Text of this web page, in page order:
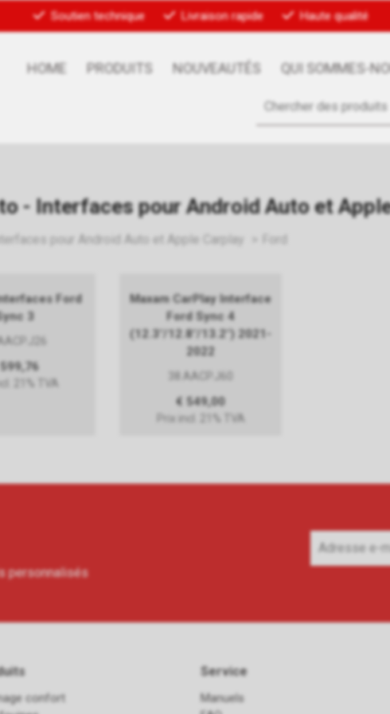
Soutien technique Livraison rapide Haute qualité
HOME PRODUITS NOUVEAUTÉS QUI SOMMES-
- Interfaces pour Android Auto et
pour Android Auto et Apple Carplay Ford
Ford
3
21% TVA
Maxam CarPlay Interface
Ford Sync 4
(12.3"/12.8"/13.2") 2021-
2022
38.AACP.J60
€ 549,00
Prix incl. 21% TVA
personnalisés
confort
Service
Manuels